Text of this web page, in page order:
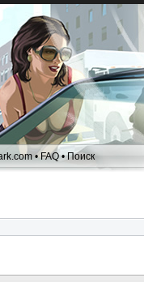
•FAQ•Поиск